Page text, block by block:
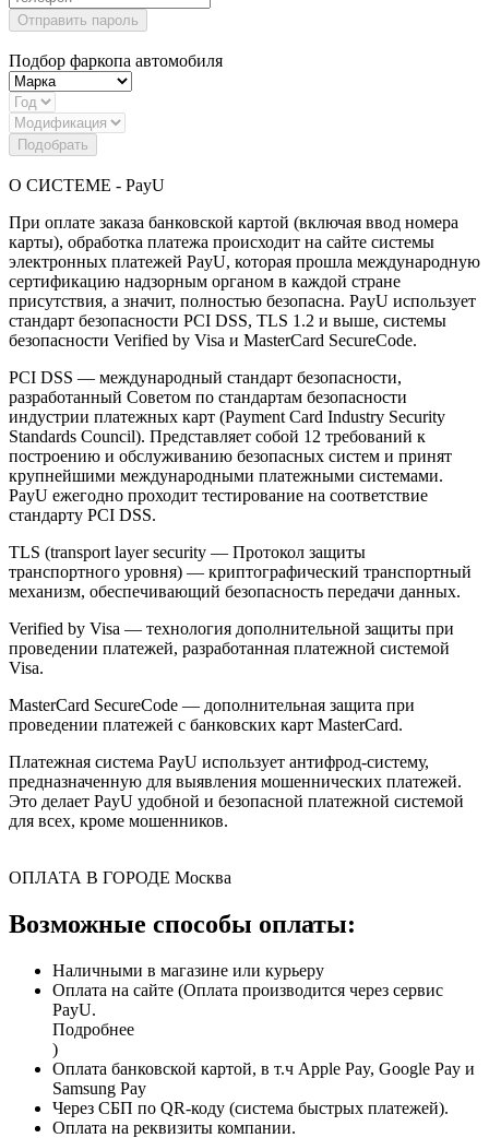
Отправить пароль
Подбор фаркопа автомобиля
Подобрать
О СИСТЕМЕ - PayU
При оплате заказа банковской картой (включая ввод номера
карты), обработка платежа происходит на сайте системы
электронных платежей PayU, которая прошла международную
сертификацию надзорным органом в каждой стране
присутствия, а значит, полностью безопасна. PayU использует
стандарт безопасности PCI DSS, TLS 1.2 и выше, системы
безопасности Verified by Visa и MasterCard SecureCode.
PCI DSS — международный стандарт безопасности,
разработанный Советом по стандартам безопасности
индустрии платежных карт (Payment Card Industry Security
Standards Council). Представляет собой 12 требований к
построению и обслуживанию безопасных систем и принят
крупнейшими международными платежными системами.
PayU ежегодно проходит тестирование на соответствие
стандарту PCI DSS.
TLS (transport layer security — Протокол защиты
транспортного уровня) — криптографический транспортный
механизм, обеспечивающий безопасность передачи данных.
Verified by Visa — технология дополнительной защиты при
проведении платежей, разработанная платежной системой
Visa.
MasterCard SecureCode — дополнительная защита при
проведении платежей с банковских карт MasterCard.
Платежная система PayU использует антифрод-систему,
предназначенную для выявления мошеннических платежей.
Это делает PayU удобной и безопасной платежной системой
для всех, кроме мошенников.
ОПЛАТА В ГОРОДЕ Москва
Возможные способы оплаты:
Наличными в магазине или курьеру
Оплата на сайте (Оплата производится через сервис
PayU.
Подробнее
)
Оплата банковской картой, в т.ч Apple Pay, Google Pay и
Samsung Pay
Через СБП по QR-коду (система быстрых платежей).
Оплата на реквизиты компании.